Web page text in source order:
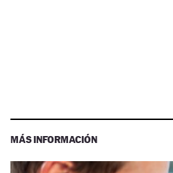
MÁS INFORMACIÓN